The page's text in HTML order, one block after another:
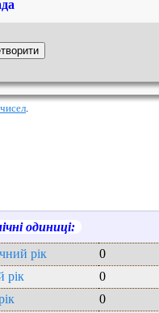
одиниці:
рік
0
рік
0
0